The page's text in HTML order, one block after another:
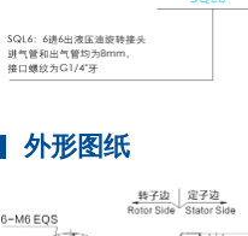
外形图纸